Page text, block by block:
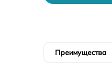
Преимущества